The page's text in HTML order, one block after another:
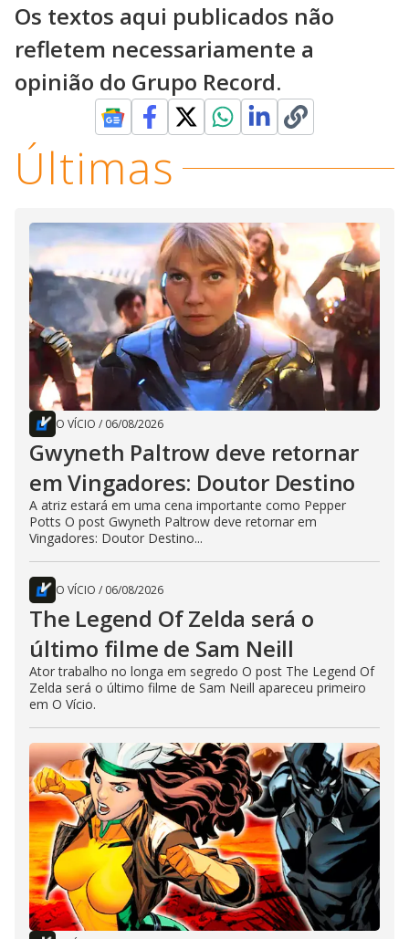
Os textos aqui publicados não
refletem necessariamente a
opinião do Grupo Record.
Últimas
O VÍCIO / 06/08/2026
Gwyneth Paltrow deve retornar
em Vingadores: Doutor Destino
A atriz estará em uma cena importante como Pepper
Potts O post Gwyneth Paltrow deve retornar em
Vingadores: Doutor Destino...
O VÍCIO / 06/08/2026
The Legend Of Zelda será o
último filme de Sam Neill
Ator trabalho no longa em segredo O post The Legend Of
Zelda será o último filme de Sam Neill apareceu primeiro
em O Vício.